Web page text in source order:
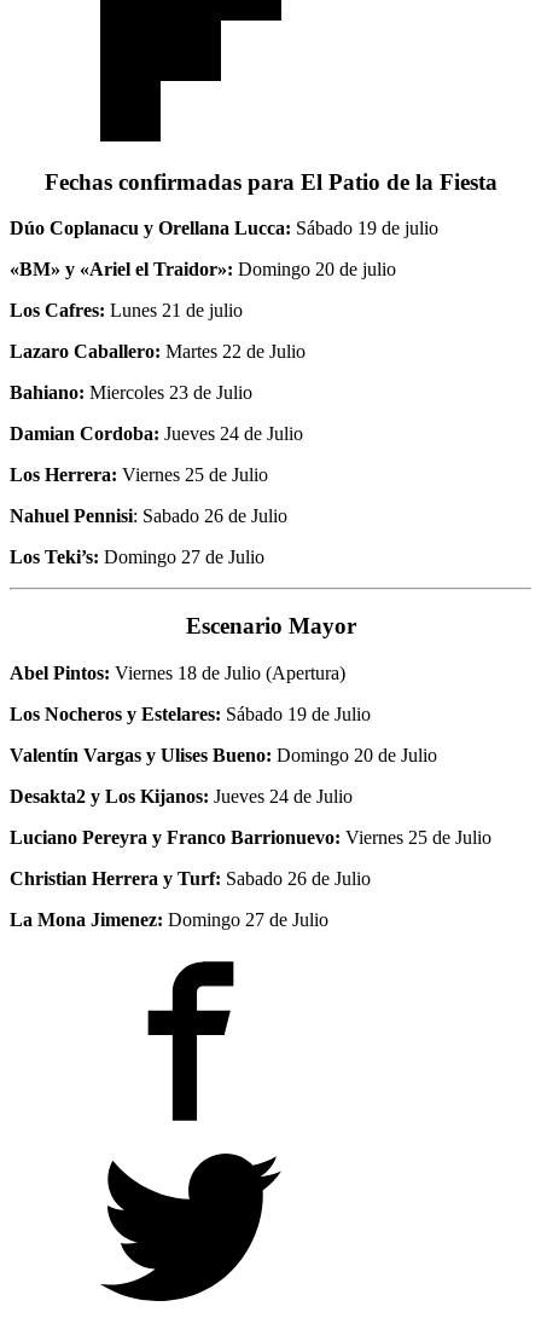
Fechas confirmadas para El Patio de la Fiesta
Dúo Coplanacu y Orellana Lucca: Sábado 19 de julio
«BM» y «Ariel el Traidor»: Domingo 20 de julio
Los Cafres: Lunes 21 de julio
Lazaro Caballero: Martes 22 de Julio
Bahiano: Miercoles 23 de Julio
Damian Cordoba: Jueves 24 de Julio
Los Herrera: Viernes 25 de Julio
Nahuel Pennisi: Sabado 26 de Julio
Los Teki’s: Domingo 27 de Julio
Escenario Mayor
Abel Pintos: Viernes 18 de Julio (Apertura)
Los Nocheros y Estelares: Sábado 19 de Julio
Valentín Vargas y Ulises Bueno: Domingo 20 de Julio
Desakta2 y Los Kijanos: Jueves 24 de Julio
Luciano Pereyra y Franco Barrionuevo: Viernes 25 de Julio
Christian Herrera y Turf: Sabado 26 de Julio
La Mona Jimenez: Domingo 27 de Julio